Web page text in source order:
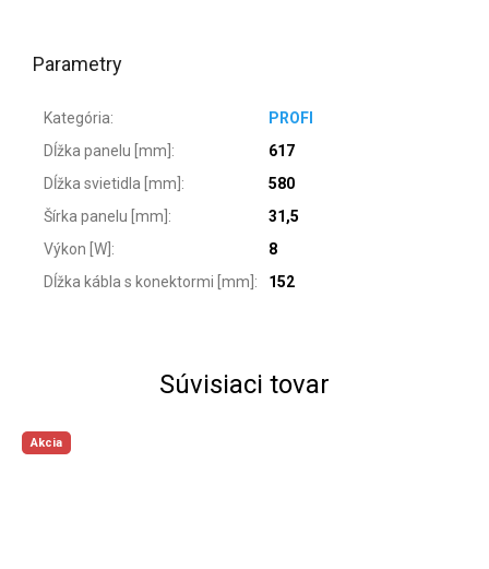
Parametry
Kategória:
PROFI
Dĺžka panelu [mm] :
617
Dĺžka svietidla [mm] :
580
Šírka panelu [mm] :
31,5
Výkon [W] :
8
Dĺžka kábla s konektormi [mm] : 152
Súvisiaci tovar
Akcia